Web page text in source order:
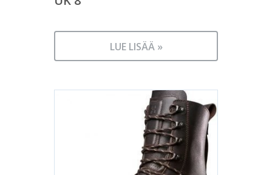
LUE LISÄÄ »